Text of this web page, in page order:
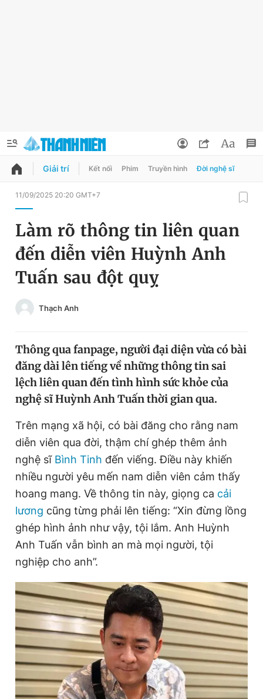
QUẢNG CÁO
Chuyên mục
Chuyên mục khác
Chào ngày mới
Video Magazine
Sản phẩm khác
Tiện ích Bạn cần biết
Thông tin tòa soạn Liên hệ quảng cáo
Đọc Thanh Niên trên điện thoại
Theo dõi báo trên
Hotline
0906 645 777
Liên hệ quảng cáo
0908 780 404
Đổi mật khẩu
Tin đã lưu
Giải trí Kết nối Phim Truyền hình Đời nghệ sĩ
11/09/2025 20:20 GMT+7
Làm rõ thông tin liên quan
đến diễn viên Huỳnh Anh
Tuấn sau đột quỵ
Thạch Anh
Thông qua fanpage, người đại diện vừa có bài
đăng dài lên tiếng về những thông tin sai
lệch liên quan đến tình hình sức khỏe của
nghệ sĩ Huỳnh Anh Tuấn thời gian qua.
Trên mạng xã hội, có bài đăng cho rằng nam
diễn viên qua đời, thậm chí ghép thêm ảnh
nghệ sĩ Bình Tinh đến viếng. Điều này khiến
nhiều người yêu mến nam diễn viên cảm thấy
hoang mang. Về thông tin này, giọng ca cải
lương cũng từng phải lên tiếng: “Xin đừng lồng
ghép hình ảnh như vậy, tội lắm. Anh Huỳnh
Anh Tuấn vẫn bình an mà mọi người, tội
nghiệp cho anh”.